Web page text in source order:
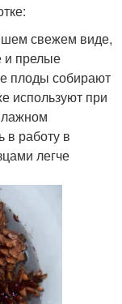
свежем виде,
и прелые
плоды собирают
используют при
работу в
легче